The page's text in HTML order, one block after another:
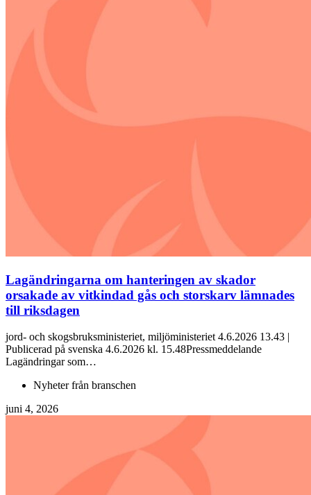
Lagändringarna om hanteringen av skador
orsakade av vitkindad gås och storskarv lämnades
till riksdagen
jord- och skogsbruksministeriet, miljöministeriet 4.6.2026 13.43 |
Publicerad på svenska 4.6.2026 kl. 15.48Pressmeddelande
Lagändringar som…
Nyheter från branschen
juni 4, 2026